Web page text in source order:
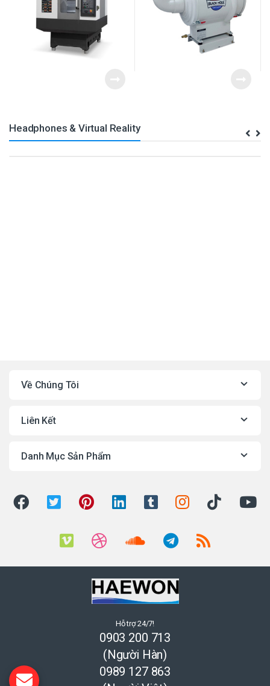
Headphones & Virtual Reality
Về Chúng Tôi
Liên Kết
Danh Mục Sản Phẩm
Hỗ trợ 24/7!
0903 200 713
(Người Hàn)
0989 127 863